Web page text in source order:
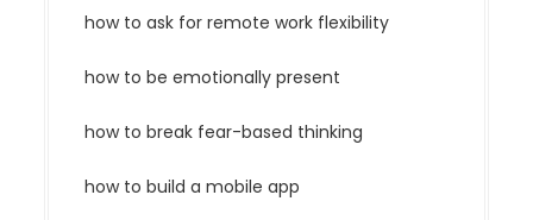
how to ask for remote work flexibility
how to be emotionally present
how to break fear-based thinking
how to build a mobile app